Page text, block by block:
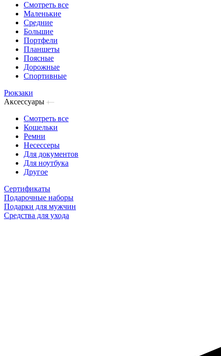
Смотреть все
Маленькие
Средние
Большие
Портфели
Планшеты
Поясные
Дорожные
Спортивные
Рюкзаки
Аксессуары
Смотреть все
Кошельки
Ремни
Несессеры
Для документов
Для ноутбука
Другое
Сертификаты
Подарочные наборы
Подарки для мужчин
Средства для ухода